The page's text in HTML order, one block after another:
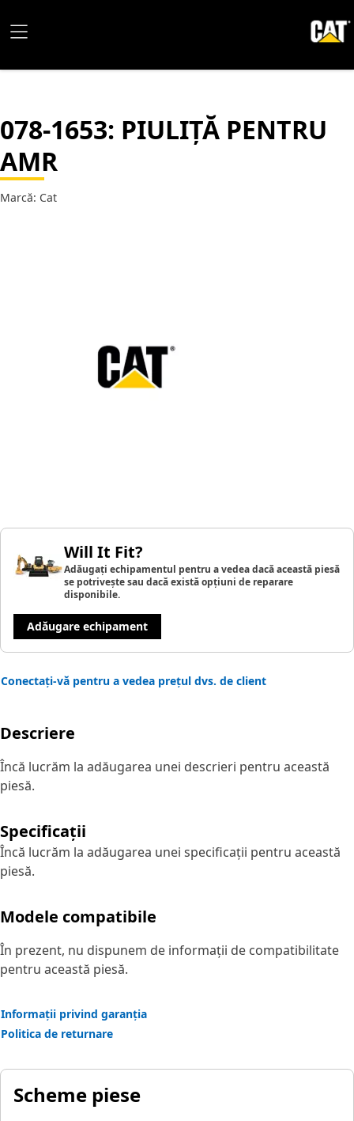
078-1653: PIULIȚĂ PENTRU
AMR
Marcă: Cat
Will It Fit?
Adăugați echipamentul pentru a vedea dacă această piesă
se potrivește sau dacă există opțiuni de reparare
disponibile.
Adăugare echipament
Conectați-vă pentru a vedea prețul dvs. de client
Descriere
Încă lucrăm la adăugarea unei descrieri pentru această
piesă.
Specificații
Încă lucrăm la adăugarea unei specificații pentru această
piesă.
Modele compatibile
În prezent, nu dispunem de informații de compatibilitate
pentru această piesă.
Informații privind garanția
Politica de returnare
Scheme piese